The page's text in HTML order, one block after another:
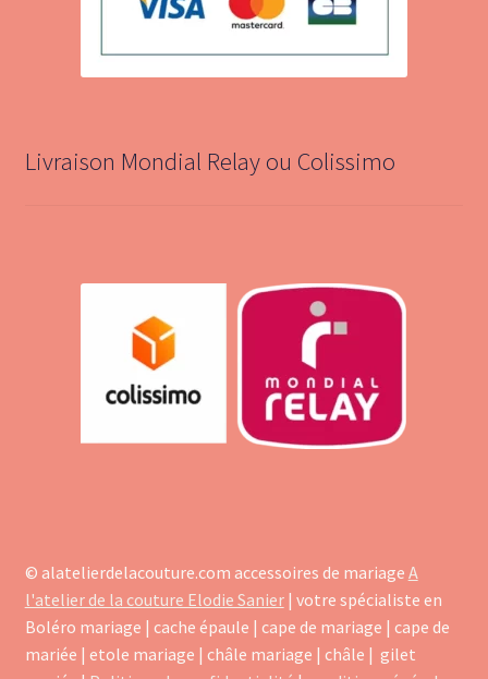
Livraison Mondial Relay ou Colissimo
© alatelierdelacouture.com accessoires de mariage A
l'atelier de la couture Elodie Sanier| votre spécialiste en
Boléro mariage | cache épaule | cape de mariage | cape de
mariée | etole mariage | châle mariage | châle | gilet